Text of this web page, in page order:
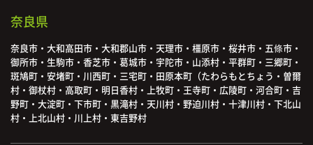
奈良県
奈良市・大和高田市・大和郡山市・天理市・橿原市・桜井市・五條市・
御所市・生駒市・香芝市・葛城市・宇陀市・山添村・平群町・三郷町・
斑鳩町・安堵町・川西町・三宅町・田原本町（たわらもとちょう・曽爾
村・御杖村・高取町・明日香村・上牧町・王寺町・広陵町・河合町・吉
野町・大淀町・下市町・黒滝村・天川村・野迫川村・十津川村・下北山
村・上北山村・川上村・東吉野村